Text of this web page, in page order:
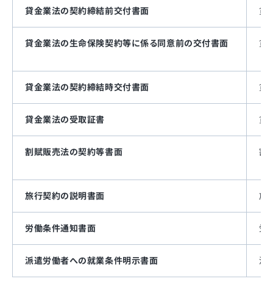
貸金業法の契約締結前交付書面 貸
貸金業法の生命保険契約等に係る同意前の交付書面 貸
貸金業法の契約締結時交付書面 貸
貸金業法の受取証書 貸
割賦販売法の契約等書面 割
旅行契約の説明書面 旅
労働条件通知書面 労
派遣労働者への就業条件明示書面 派